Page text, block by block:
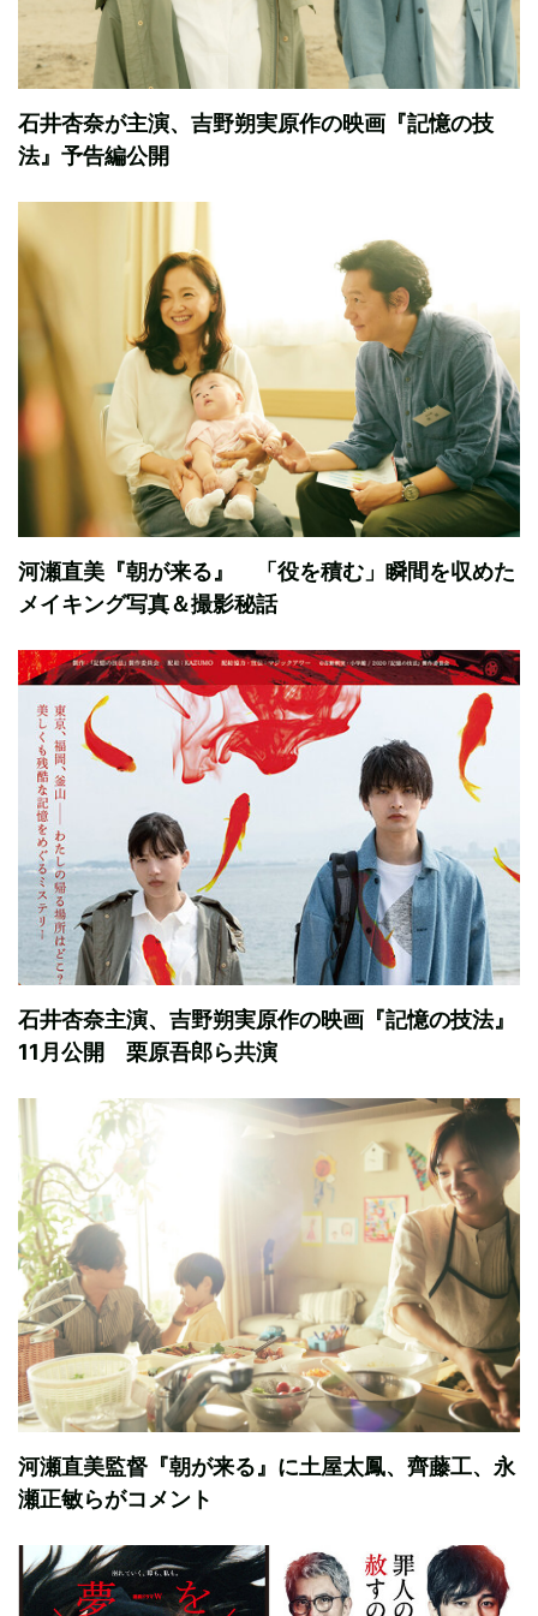
石井杏奈が主演、吉野朔実原作の映画『記憶の技
法』予告編公開
河瀬直美『朝が来る』 「役を積む」瞬間を収めた
メイキング写真＆撮影秘話
石井杏奈主演、吉野朔実原作の映画『記憶の技法』
11月公開 栗原吾郎ら共演
河瀬直美監督『朝が来る』に土屋太鳳、齊藤工、永
瀬正敏らがコメント